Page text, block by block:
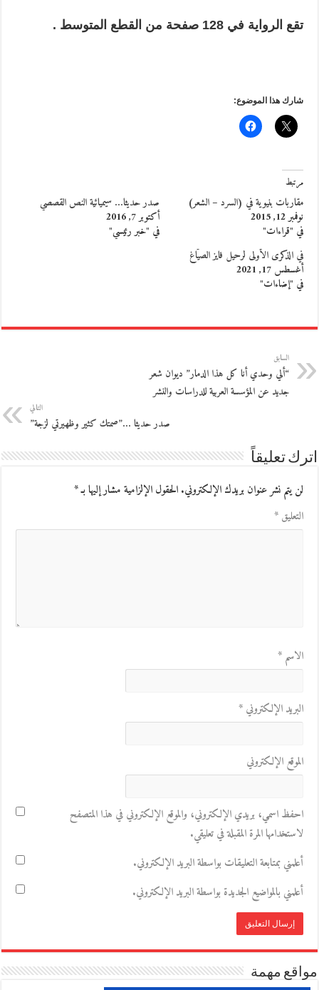
تقع الرواية في 128 صفحة من القطع المتوسط .
شارك هذا الموضوع:
مرتبط
مقاربات بنيوية في (السرد – الشعر)
نوفمبر 12, 2015
في "قراءات"
صدر حديثا… سيميائية النص القصصي
أكتوبر 7, 2016
في "خبر رئيسي"
في الذكرى الأولى لرحيل فايز الصيّاغ
أغسطس 17, 2021
في "إضاءات"
السابق
“ألي وحدي أنا كل هذا الدمار” ديوان شعر
جديد عن المؤسسة العربية للدراسات والنشر
التالي
صدر حديثا …”صمتك كثير وظهيرتي لزجة”
اترك تعليقاً
لن يتم نشر عنوان بريدك الإلكتروني.الحقول الإلزامية مشار إليها بـ*
التعليق*
الاسم*
البريد الإلكتروني*
الموقع الإلكتروني
احفظ اسمي، بريدي الإلكتروني، والموقع الإلكتروني في هذا المتصفح
لاستخدامها المرة المقبلة في تعليقي.
أعلمني بمتابعة التعليقات بواسطة البريد الإلكتروني.
أعلمني بالمواضيع الجديدة بواسطة البريد الإلكتروني.
مواقع مهمة